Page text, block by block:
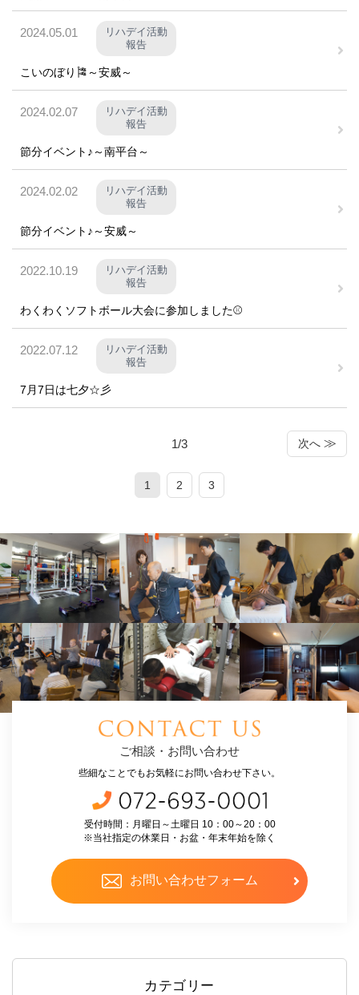
2024.05.01
リハデイ活動
報告
こいのぼり🎏～安威～
2024.02.07
リハデイ活動
報告
節分イベント♪～南平台～
2024.02.02
リハデイ活動
報告
節分イベント♪～安威～
2022.10.19
リハデイ活動
報告
わくわくソフトボール大会に参加しました⚾
2022.07.12
リハデイ活動
報告
7月7日は七夕☆彡
1 2 3
次へ
1/3
ご相談・お問い合わせ
些細なことでもお気軽にお問い合わせ下さい。
受付時間：月曜日～土曜日 10：00～20：00
※当社指定の休業日・お盆・年末年始を除く
お問い合わせフォーム
カテゴリー